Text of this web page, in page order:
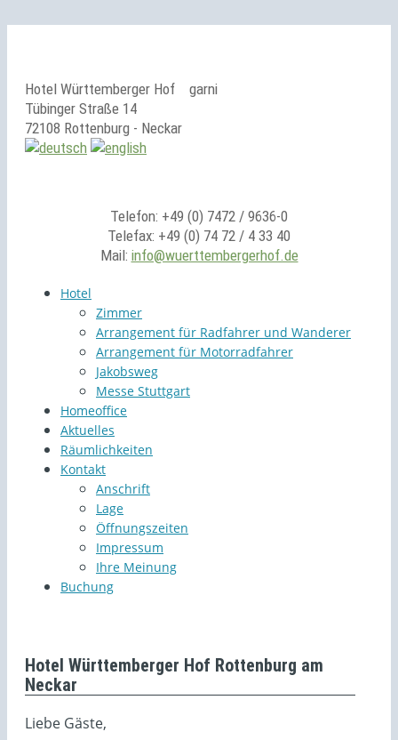
Hotel Württemberger Hof
garni
Tübinger Straße 14
72108 Rottenburg - Neckar
Telefon: +49 (0) 7472 / 9636-0
Telefax: +49 (0) 74 72 / 4 33 40
Mail: info@wuerttembergerhof.de
Hotel
Zimmer
Arrangement für Radfahrer und Wanderer
Arrangement für Motorradfahrer
Jakobsweg
Messe Stuttgart
Homeoffice
Aktuelles
Räumlichkeiten
Kontakt
Anschrift
Lage
Öffnungszeiten
Impressum
Ihre Meinung
Buchung
Hotel Württemberger Hof Rottenburg am
Neckar
Liebe Gäste,